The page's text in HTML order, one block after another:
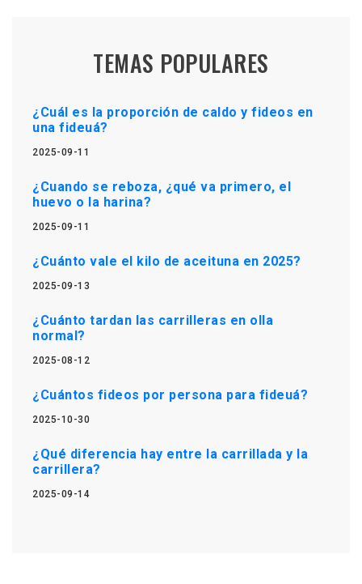
TEMAS POPULARES
¿Cuál es la proporción de caldo y fideos en
una fideuá?
2025-09-11
¿Cuando se reboza, ¿qué va primero, el
huevo o la harina?
2025-09-11
¿Cuánto vale el kilo de aceituna en 2025?
2025-09-13
¿Cuánto tardan las carrilleras en olla
normal?
2025-08-12
¿Cuántos fideos por persona para fideuá?
2025-10-30
¿Qué diferencia hay entre la carrillada y la
carrillera?
2025-09-14